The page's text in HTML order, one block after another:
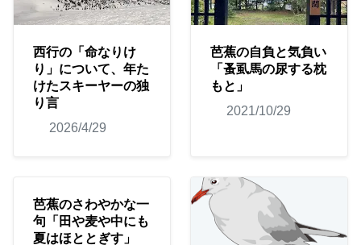
西行の「命なりけ
り」について、年た
けたスキーヤーの独
り言
2026/4/29
芭蕉の自負と気負い
「蚤虱馬の尿する枕
もと」
2021/10/29
芭蕉のさわやかな一
句「田や麦や中にも
夏はほととぎす」